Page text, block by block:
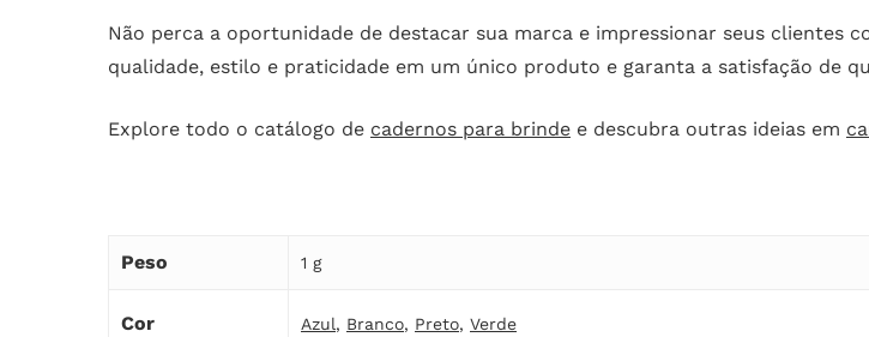
Não perca a oportunidade de destacar sua marca e impressionar seus clientes
qualidade, estilo e praticidade em um único produto e garanta a satisfação de
Explore todo o catálogo de cadernos para brinde e descubra outras ideias em
Peso 1 g
Cor Azul, Branco, Preto, Verde